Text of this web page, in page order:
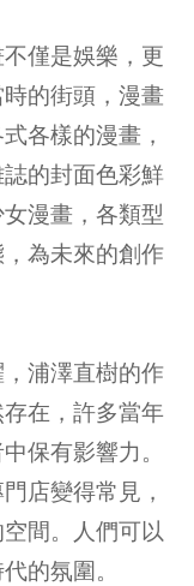
僅是娛樂，更
的街頭，漫畫
各樣的漫畫，
的封面色彩鮮
漫畫，各類型
為未來的創作
浦澤直樹的作
在，許多當年
保有影響力。
店變得常見，
間。人們可以
的氛圍。